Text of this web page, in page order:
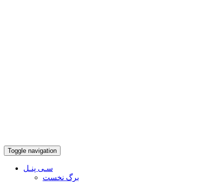
Toggle navigation
سـی پنـل
برگ نخست